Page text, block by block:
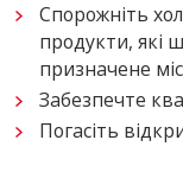
Спорожніть
продукти, які
призначене
Забезпечте
Погасіть